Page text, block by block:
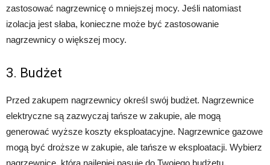
zastosować nagrzewnicę o mniejszej mocy. Jeśli natomiast
izolacja jest słaba, konieczne może być zastosowanie
nagrzewnicy o większej mocy.
3. Budżet
Przed zakupem nagrzewnicy określ swój budżet. Nagrzewnice
elektryczne są zazwyczaj tańsze w zakupie, ale mogą
generować wyższe koszty eksploatacyjne. Nagrzewnice gazowe
mogą być droższe w zakupie, ale tańsze w eksploatacji. Wybierz
nagrzewnicę, która najlepiej pasuje do Twojego budżetu.